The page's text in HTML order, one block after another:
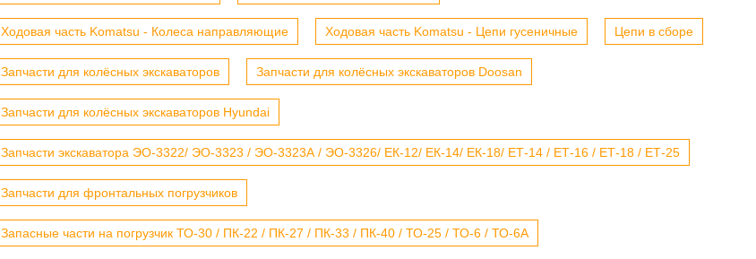
Ходовая часть Komatsu - Колеса направляющие Ходовая часть Komatsu - Цепи гусеничные Цепи в сборе
Запчасти для колёсных экскаваторов Запчасти для колёсных экскаваторов Doosan
Запчасти для колёсных экскаваторов Hyundai
Запчасти экскаватора ЭО-3322/ ЭО-3323 / ЭО-3323А / ЭО-3326/ ЕК-12/ ЕК-14/ ЕК-18/ ЕТ-14 / ЕТ-16 / ЕТ-18 / ЕТ-25
Запчасти для фронтальных погрузчиков
Запасные части на погрузчик ТО-30 / ПК-22 / ПК-27 / ПК-33 / ПК-40 / ТО-25 / ТО-6 / ТО-6А